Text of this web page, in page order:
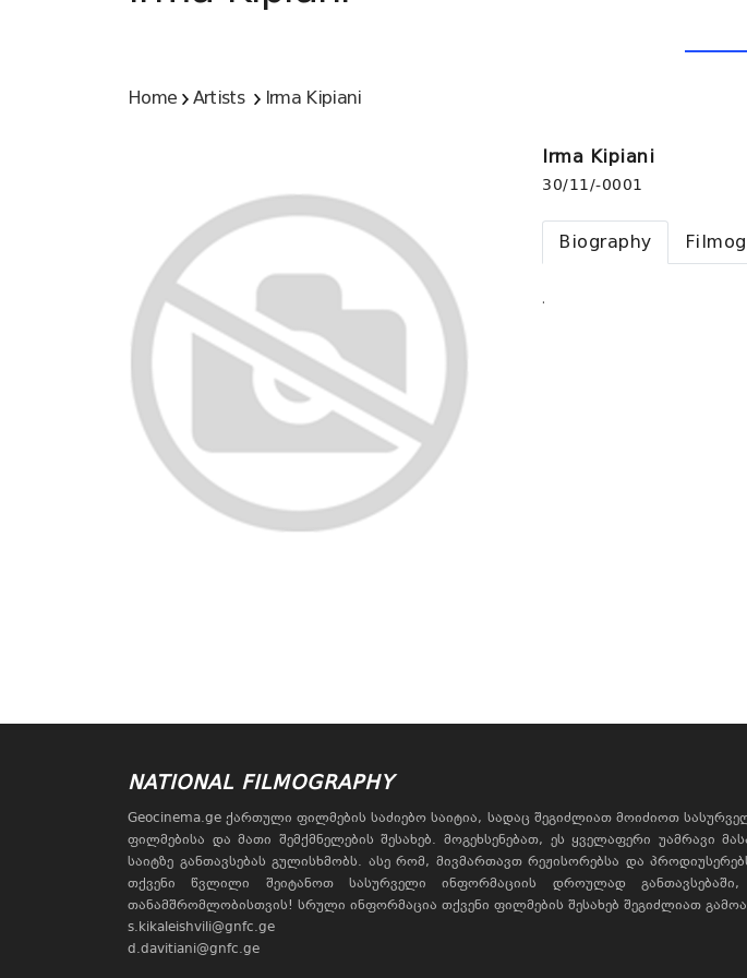
Home Artists Irma Kipiani
Irma Kipiani
30/11/-0001
Biography
.
NATIONAL FILMOGRAPHY
Geocinema.ge ქართული ფილმების საძიებო საიტია, სადაც შეგიძლიათ მოიძიოთ
ფილმებისა და მათი შემქმნელების შესახებ. მოგეხსენებათ, ეს ყველაფერი უამრავი
საიტზე განთავსებას გულისხმობს. ასე რომ, მივმართავთ რეჟისორებსა და
თქვენი წვლილი შეიტანოთ სასურველი ინფორმაციის დროულად
თანამშრომლობისთვის! სრული ინფორმაცია თქვენი ფილმების შესახებ შეგიძლიათ
s.kikaleishvili@gnfc.ge
d.davitiani@gnfc.ge